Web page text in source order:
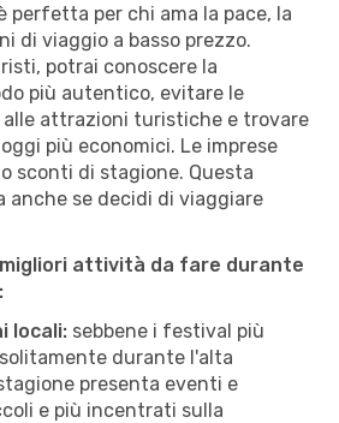
perfetta per chi ama la pace, la
di viaggio a basso prezzo.
potrai conoscere la
più autentico, evitare le
attrazioni turistiche e trovare
più economici. Le imprese
sconti di stagione. Questa
se decidi di viaggiare
migliori attività da fare durante
locali: sebbene i festival più
durante l'alta
presenta eventi e
e più incentrati sulla